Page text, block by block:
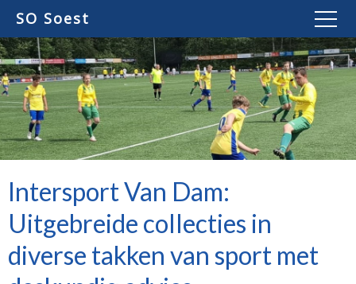
SO Soest
Intersport Van Dam:
Uitgebreide collecties in
diverse takken van sport met